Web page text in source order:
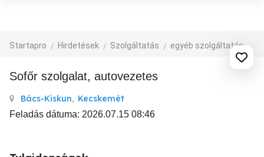
Startapro Hirdetések Szolgáltatás egyéb szolgáltatás
Sofőr szolgalat, autovezetes
Bács-Kiskun, Kecskemét
Feladás dátuma: 2026.07.15 08:46